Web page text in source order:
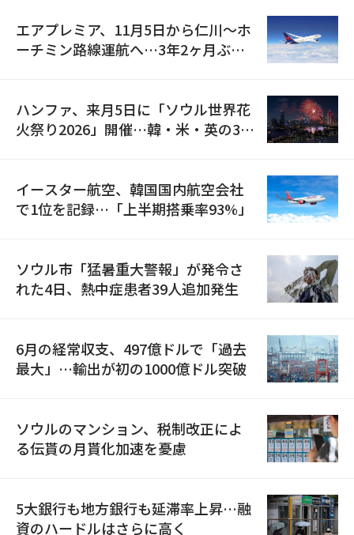
エアプレミア、11月5日から仁川〜ホ
ーチミン路線運航へ…3年2ヶ月ぶり
ハンファ、来月5日に「ソウル世界花
火祭り2026」開催…韓・米・英の3カ
イースター航空、韓国国内航空会社
で1位を記録…「上半期搭乗率93%」
ソウル市「猛暑重大警報」が発令さ
れた4日、熱中症患者39人追加発生
6月の経常収支、497億ドルで「過去
最大」…輸出が初の1000億ドル突破
ソウルのマンション、税制改正によ
る伝貰の月貰化加速を憂慮
5大銀行も地方銀行も延滞率上昇…融
資のハードルはさらに高く